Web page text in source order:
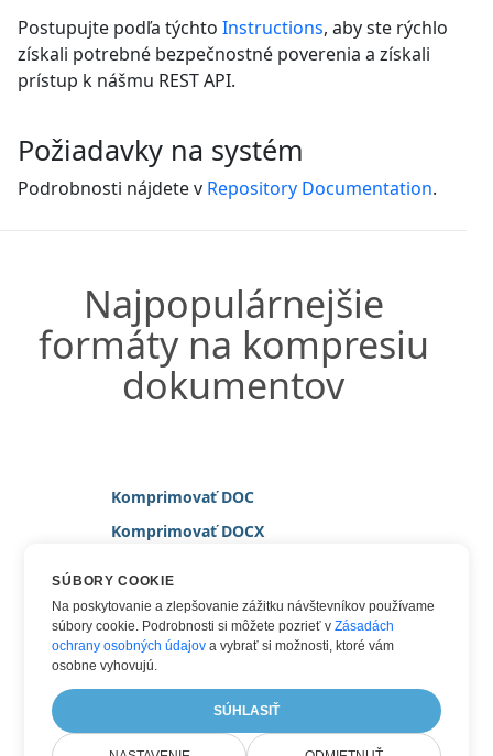
Postupujte podľa týchto Instructions, aby ste rýchlo
získali potrebné bezpečnostné poverenia a získali
prístup k nášmu REST API.
Požiadavky na systém
Podrobnosti nájdete v Repository Documentation.
Najpopulárnejšie
formáty na kompresiu
dokumentov
Komprimovať DOC
Komprimovať DOCX
Komprimovať JPG
Komprimovať PDF
Komprimovať TIFF
Komprimovať WORD
SÚBORY COOKIE
Na poskytovanie a zlepšovanie zážitku návštevníkov používame
súbory cookie. Podrobnosti si môžete pozrieť vZásadách
ochrany osobných údajov a vybrať si možnosti, ktoré vám
osobne vyhovujú.
SÚHLASIŤ